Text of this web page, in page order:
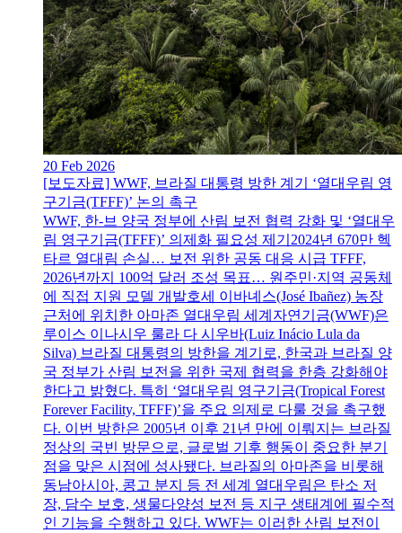
20 Feb 2026
[보도자료] WWF, 브라질 대통령 방한 계기 ‘열대우림 영
구기금(TFFF)’ 논의 촉구
WWF, 한-브 양국 정부에 산림 보전 협력 강화 및 ‘열대우
림 영구기금(TFFF)’ 의제화 필요성 제기2024년 670만 헥
타르 열대림 손실… 보전 위한 공동 대응 시급 TFFF,
2026년까지 100억 달러 조성 목표… 원주민·지역 공동체
에 직접 지원 모델 개발호세 이바녜스(José Ibañez) 농장
근처에 위치한 아마존 열대우림 세계자연기금(WWF)은
루이스 이나시우 룰라 다 시우바(Luiz Inácio Lula da
Silva) 브라질 대통령의 방한을 계기로, 한국과 브라질 양
국 정부가 산림 보전을 위한 국제 협력을 한층 강화해야
한다고 밝혔다. 특히 ‘열대우림 영구기금(Tropical Forest
Forever Facility, TFFF)’을 주요 의제로 다룰 것을 촉구했
다. 이번 방한은 2005년 이후 21년 만에 이뤄지는 브라질
정상의 국빈 방문으로, 글로벌 기후 행동이 중요한 분기
점을 맞은 시점에 성사됐다. 브라질의 아마존을 비롯해
동남아시아, 콩고 분지 등 전 세계 열대우림은 탄소 저
장, 담수 보호, 생물다양성 보전 등 지구 생태계에 필수적
인 기능을 수행하고 있다. WWF는 이러한 산림 보전이